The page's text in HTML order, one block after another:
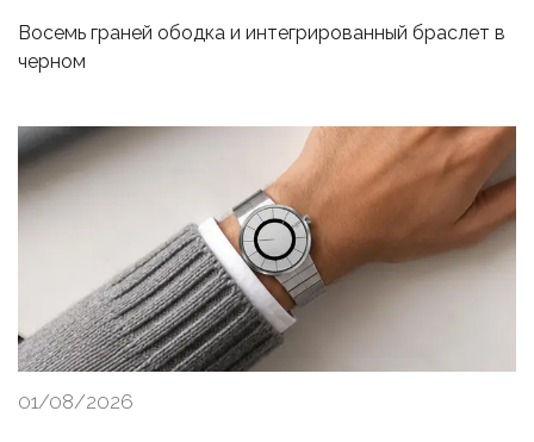
Восемь граней ободка и интегрированный браслет в
черном
01/08/2026